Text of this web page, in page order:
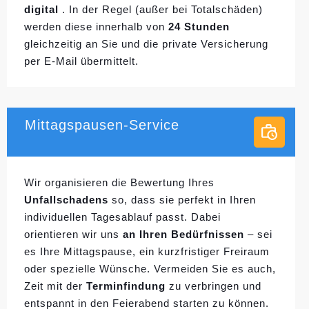
digital . In der Regel (außer bei Totalschäden)
werden diese innerhalb von 24 Stunden
gleichzeitig an Sie und die private Versicherung
per E-Mail übermittelt.
Mittagspausen-Service
Wir organisieren die Bewertung Ihres
Unfallschadens so, dass sie perfekt in Ihren
individuellen Tagesablauf passt. Dabei
orientieren wir uns an Ihren Bedürfnissen – sei
es Ihre Mittagspause, ein kurzfristiger Freiraum
oder spezielle Wünsche. Vermeiden Sie es auch,
Zeit mit der Terminfindung zu verbringen und
entspannt in den Feierabend starten zu können.